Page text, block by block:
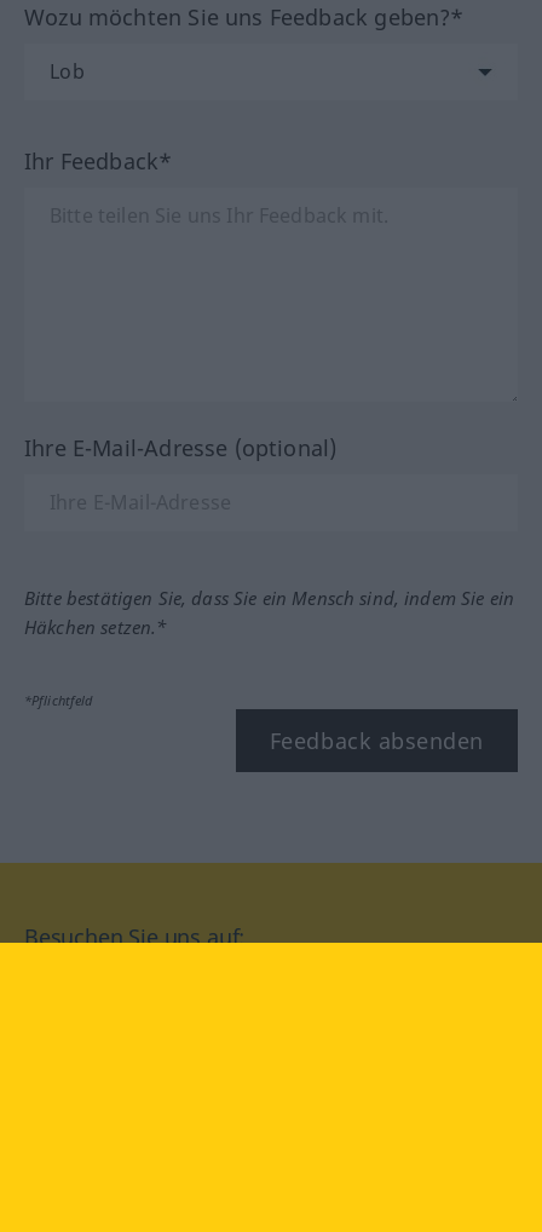
Wozu möchten Sie uns Feedback geben?*
Ihr Feedback*
Ihre E-Mail-Adresse (optional)
Bitte bestätigen Sie, dass Sie ein Mensch sind, indem Sie ein
Häkchen setzen.*
*Pflichtfeld
Feedback absenden
Besuchen Sie uns auf: